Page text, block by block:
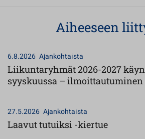
Aiheeseen
6.8.2026 Ajankohtaista
Liikuntaryhmät 2026-2027
syyskuussa – ilmoittautuminen
27.5.2026 Ajankohtaista
Laavut tutuiksi -kiertue